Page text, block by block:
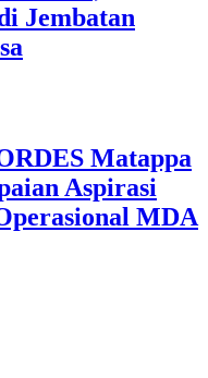
Jembatan
Matappa
Aspirasi
MDA